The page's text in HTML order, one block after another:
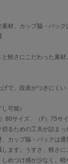
材、カップ脇・バック
軽さにこだわった素材
で、段差がつきにくい
可能）
80サイズ、（F）75サ
るための工夫が詰ま
、カップ脇・バックは
ます。うすさ、軽さ
めつけ感が少なく、